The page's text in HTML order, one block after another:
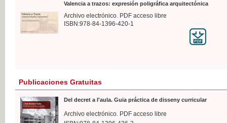
Valencia a trazos: expresión poligráfica arquitectónica
Archivo electrónico. PDF acceso libre
ISBN:978-84-1396-420-1
Publicaciones Gratuitas
Del decret a l'aula. Guia práctica de disseny curricular
Archivo electrónico. PDF acceso libre